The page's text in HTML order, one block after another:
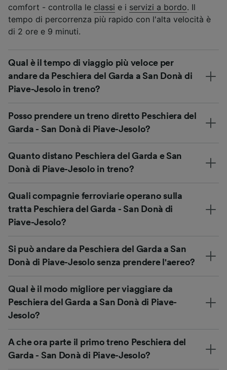
comfort - controlla le classi e i servizi a bordo. Il
tempo di percorrenza più rapido con l'alta velocità è
di 2 ore e 9 minuti.
Qual è il tempo di viaggio più veloce per
andare da Peschiera del Garda a San Donà di
Piave-Jesolo in treno?
Posso prendere un treno diretto Peschiera del
Garda - San Donà di Piave-Jesolo?
Quanto distano Peschiera del Garda e San
Donà di Piave-Jesolo in treno?
Quali compagnie ferroviarie operano sulla
tratta Peschiera del Garda - San Donà di
Piave-Jesolo?
Si può andare da Peschiera del Garda a San
Donà di Piave-Jesolo senza prendere l'aereo?
Qual è il modo migliore per viaggiare da
Peschiera del Garda a San Donà di Piave-
Jesolo?
A che ora parte il primo treno Peschiera del
Garda - San Donà di Piave-Jesolo?